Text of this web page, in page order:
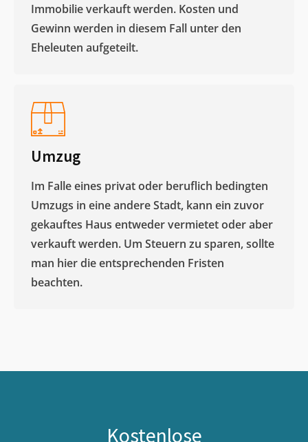
Immobilie verkauft werden. Kosten und
Gewinn werden in diesem Fall unter den
Eheleuten aufgeteilt.​
Umzug
Im Falle eines privat oder beruflich bedingten
Umzugs in eine andere Stadt, kann ein zuvor
gekauftes Haus entweder vermietet oder aber
verkauft werden. Um Steuern zu sparen, sollte
man hier die entsprechenden Fristen
beachten.
Kostenlose